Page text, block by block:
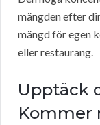
mängden efter
mängd för egen
eller restaurang.
Upptäck
Kommer